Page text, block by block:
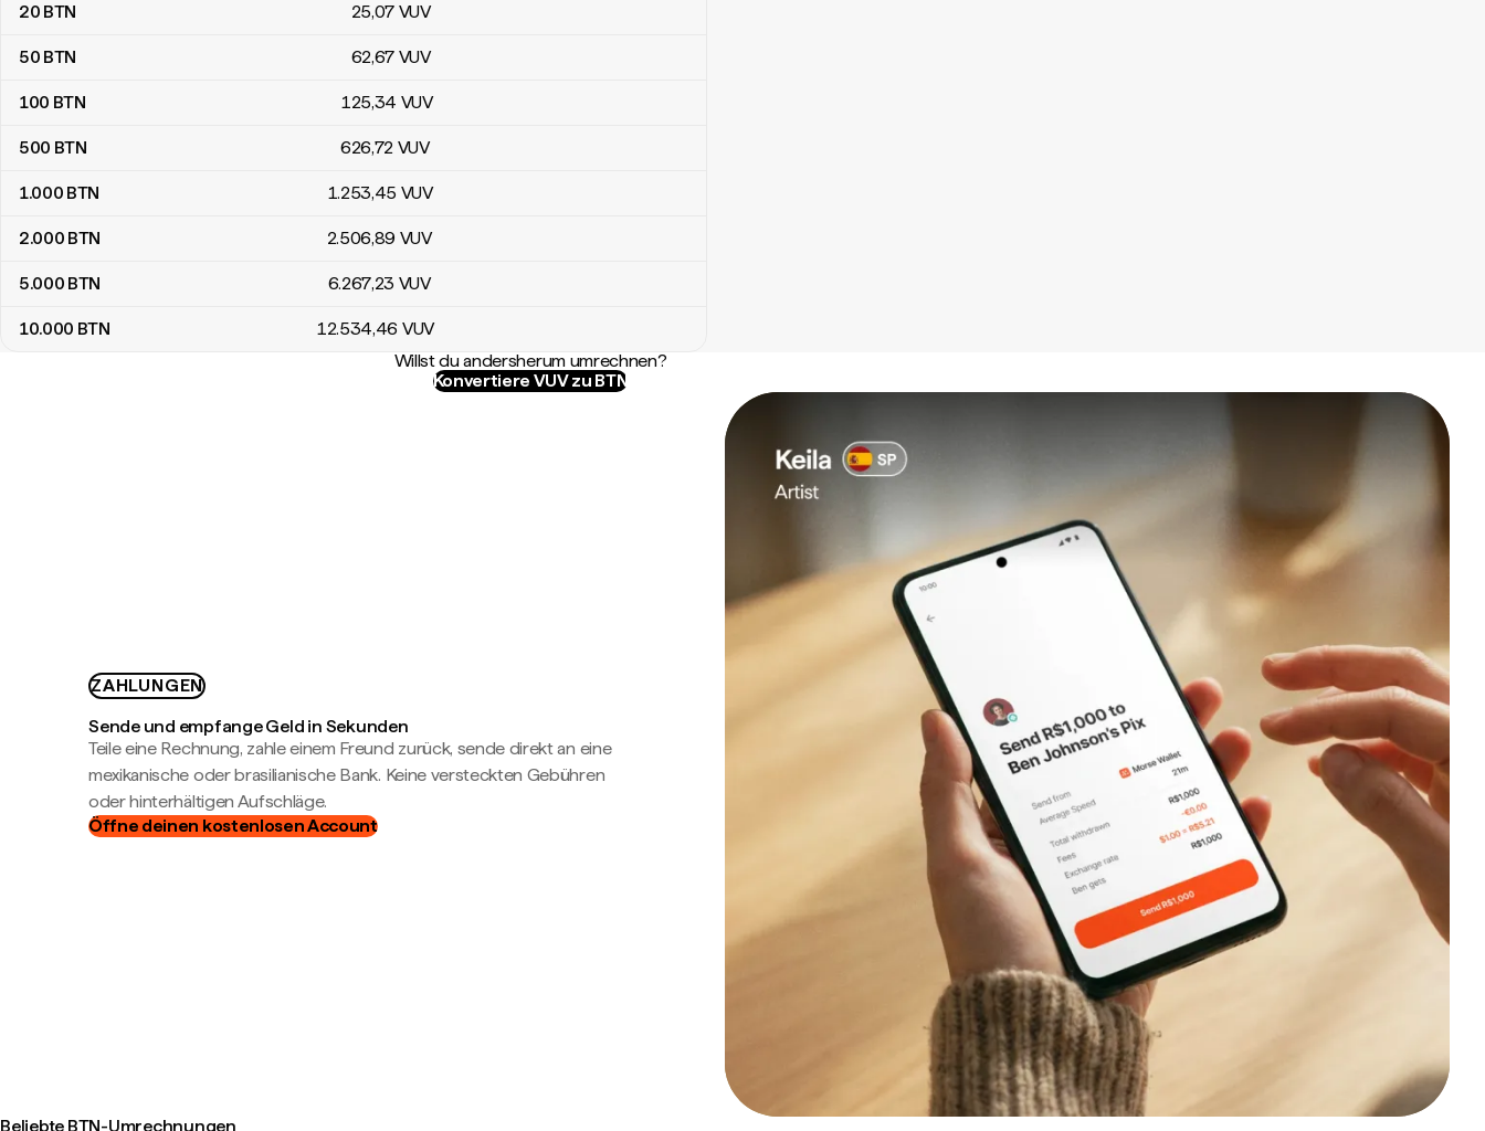
20 BTN 25,07 VUV
50 BTN 62,67 VUV
100 BTN 125,34 VUV
500 BTN 626,72 VUV
1.000 BTN 1.253,45 VUV
2.000 BTN 2.506,89 VUV
5.000 BTN 6.267,23 VUV
10.000 BTN 12.534,46 VUV
Willst du andersherum umrechnen?
Konvertiere VUV zu BTN
ZAHLUNGEN
Sende und empfange Geld in Sekunden
Teile eine Rechnung, zahle einem Freund zurück, sende direkt an eine
mexikanische oder brasilianische Bank. Keine versteckten Gebühren
oder hinterhältigen Aufschläge.
Öffne deinen kostenlosen Account
Beliebte BTN-Umrechnungen